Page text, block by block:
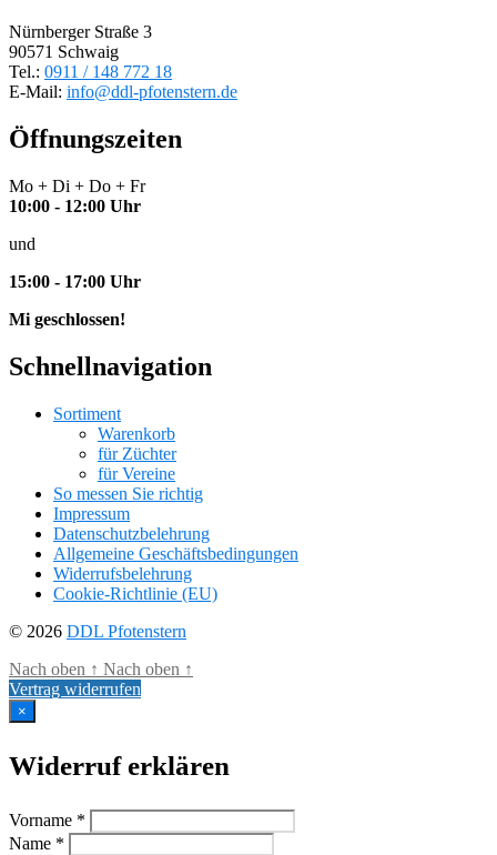
Nürnberger Straße 3
90571 Schwaig
Tel.: 0911 / 148 772 18
E-Mail: info@ddl-pfotenstern.de
Öffnungszeiten
Mo + Di + Do + Fr
10:00 - 12:00 Uhr
und
15:00 - 17:00 Uhr
Mi geschlossen!
Schnellnavigation
Sortiment
Warenkorb
für Züchter
für Vereine
So messen Sie richtig
Impressum
Datenschutzbelehrung
Allgemeine Geschäftsbedingungen
Widerrufsbelehrung
Cookie-Richtlinie (EU)
© 2026 DDL Pfotenstern
Nach oben ↑ Nach oben ↑
Vertrag widerrufen
×
Widerruf erklären
Vorname *
Name *